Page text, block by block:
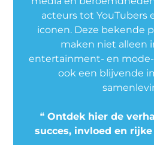
acteurs tot YouTubers
iconen. Deze bekende
maken niet alleen
entertainment- en
ook een blijvende
❝ Ontdek hier de
succes, invloed en